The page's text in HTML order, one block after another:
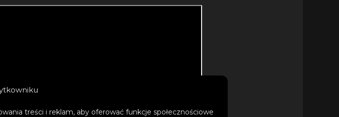
treści i reklam, aby oferować funkcje społecznościowe